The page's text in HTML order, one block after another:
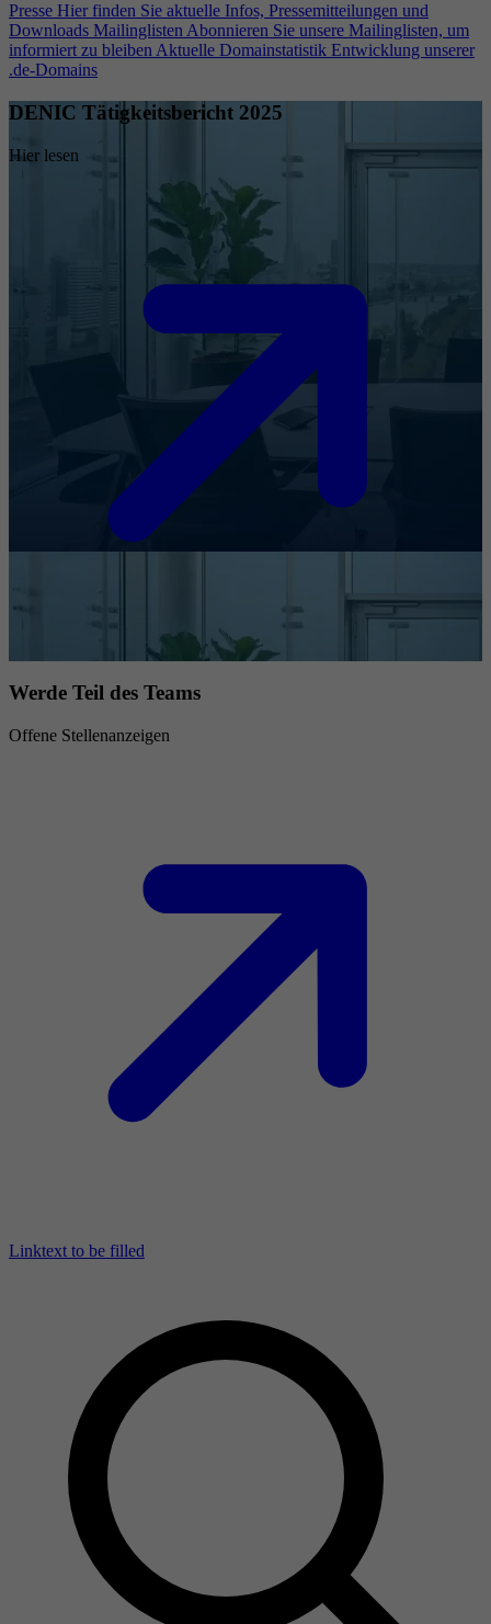
Presse Hier finden Sie aktuelle Infos, Pressemitteilungen und
Downloads Mailinglisten Abonnieren Sie unsere Mailinglisten, um
informiert zu bleiben Aktuelle Domainstatistik Entwicklung unserer
.de-Domains
DENIC Tätigkeitsbericht 2025
Hier lesen
Werde Teil des Teams
Offene Stellenanzeigen
Linktext to be filled